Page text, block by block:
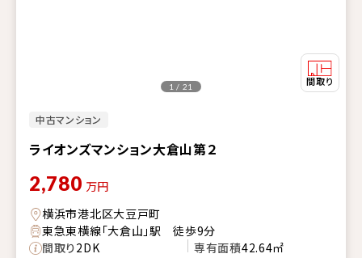
中古マンション
ライオンズマンション大倉山第２
1 / 21
2,780 万円
横浜市港北区大豆戸町
東急東横線「大倉山」駅 徒歩9分
間取り2DK 専有面積42.64㎡